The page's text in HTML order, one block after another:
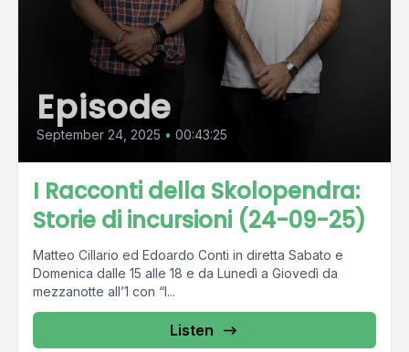
Episode
September 24, 2025 • 00:43:25
I Racconti della Skolopendra:
Storie di incursioni (24-09-25)
Matteo Cillario ed Edoardo Conti in diretta Sabato e
Domenica dalle 15 alle 18 e da Lunedì a Giovedì da
mezzanotte all’1 con “I...
Listen